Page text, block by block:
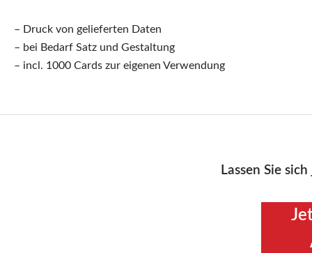
– Druck von gelieferten Daten
– bei Bedarf Satz und Gestaltung
– incl. 1000 Cards zur eigenen Verwendung
Lassen Sie